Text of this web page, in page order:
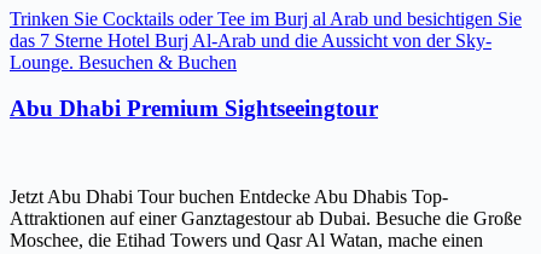
Trinken Sie Cocktails oder Tee im Burj al Arab und besichtigen Sie
das 7 Sterne Hotel Burj Al-Arab und die Aussicht von der Sky-
Lounge. Besuchen & Buchen
Abu Dhabi Premium Sightseeingtour
Jetzt Abu Dhabi Tour buchen Entdecke Abu Dhabis Top-
Attraktionen auf einer Ganztagestour ab Dubai. Besuche die Große
Moschee, die Etihad Towers und Qasr Al Watan, mache einen